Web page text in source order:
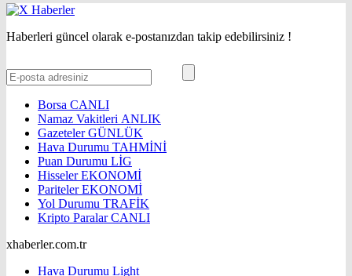
Haberleri güncel olarak e-postanızdan takip edebilirsiniz !
Borsa CANLI
Namaz Vakitleri ANLIK
GazetelerGÜNLÜK
Hava Durumu TAHMİNİ
Puan Durumu LİG
HisselerEKONOMİ
ParitelerEKONOMİ
Yol Durumu TRAFİK
Kripto ParalarCANLI
xhaberler.com.tr
Hava Durumu Light